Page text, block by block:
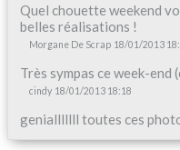
Quel chouette weekend
belles réalisations !
Morgane De Scrap 18/01/2013
Très sympas ce week-
cindy 18/01/2013 18:18
genialllllll toutes ces